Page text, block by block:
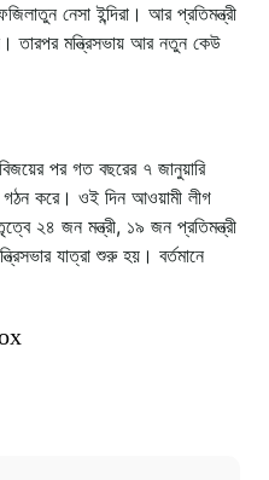
নেসা ইন্দিরা। আর প্রতিমন্ত্রী
তারপর মন্ত্রিসভায় আর নতুন কেউ
পর গত বছরের ৭ জানুয়ারি
গঠন করে। ওই দিন আওয়ামী লীগ
২৪ জন মন্ত্রী, ১৯ জন প্রতিমন্ত্রী
যাত্রা শুরু হয়। বর্তমানে